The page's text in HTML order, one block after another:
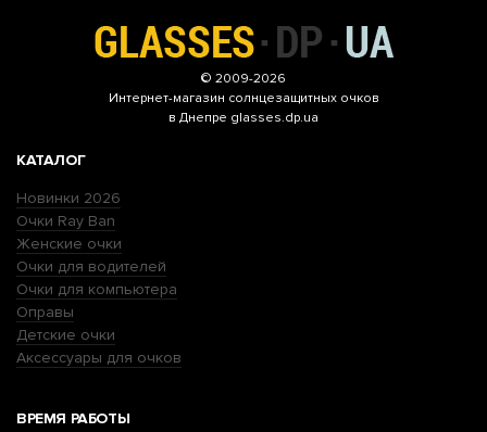
© 2009-2026
Интернет-магазин солнцезащитных очков
в Днепре glasses.dp.ua
КАТАЛОГ
Новинки 2026
Очки Ray Ban
Женские очки
Очки для водителей
Очки для компьютера
Оправы
Детские очки
Аксессуары для очков
ВРЕМЯ РАБОТЫ